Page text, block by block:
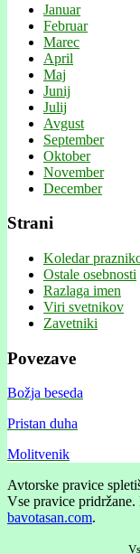
Januar
Februar
Marec
April
Maj
Junij
Julij
Avgust
September
Oktober
November
December
Strani
Koledar
Ostale osebnosti
Razlaga imen
Viri svetnikov
Zavetniki
Povezave
Božja beseda
Pristan duha
Molitvenik
Avtorske pravice
Vse pravice pridržane.
bavotasan.com.